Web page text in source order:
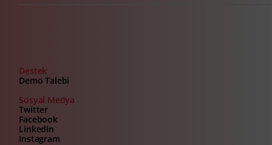
Destek
Demo Talebi
Sosyal Medya
Twitter
Facebook
LinkedIn
Instagram